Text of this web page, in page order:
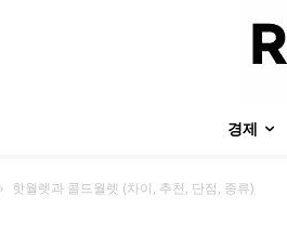
경제
핫월렛과 콜드월렛 (차이, 추천, 단점, 종류)